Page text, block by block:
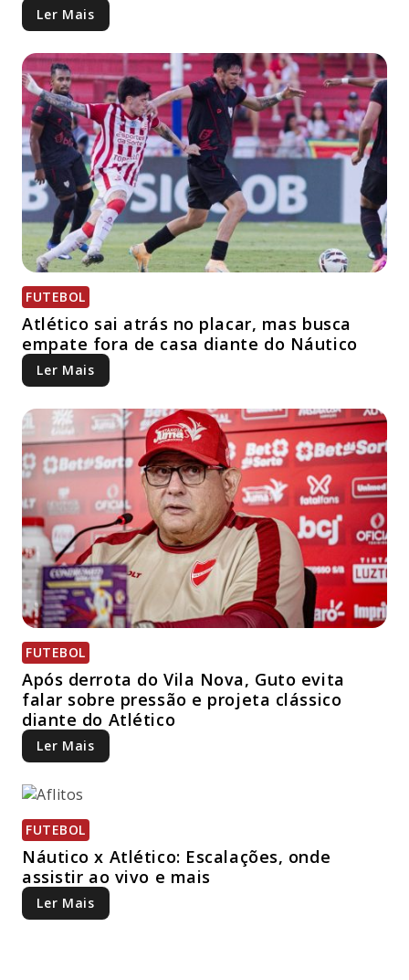
Ler Mais
FUTEBOL
Atlético sai atrás no placar, mas busca
empate fora de casa diante do Náutico
Ler Mais
FUTEBOL
Após derrota do Vila Nova, Guto evita
falar sobre pressão e projeta clássico
diante do Atlético
Ler Mais
FUTEBOL
Náutico x Atlético: Escalações, onde
assistir ao vivo e mais
Ler Mais